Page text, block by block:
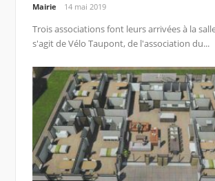
Mairie 14 mai 2019
Trois associations font leurs arrivées à la
s'agit de Vélo Taupont, de l'association du...